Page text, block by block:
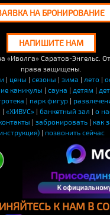
НА БРОНИРОВАНИЕ
НАПИШИТЕ НАМ
«Иволга» Саратов-Энгельс.
права защищены.
| цены | сезоны | зима | лето|
каникулы | сауна | детям |
| парк фигур |
| «ХИВУС» | банкетный зал | о
| забронировать| как
| позвонить сейчас
К НАМ В